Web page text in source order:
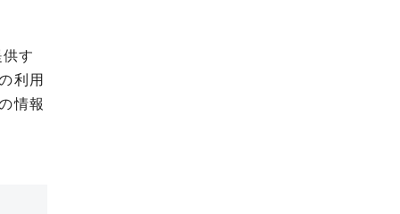
す
利用
情報